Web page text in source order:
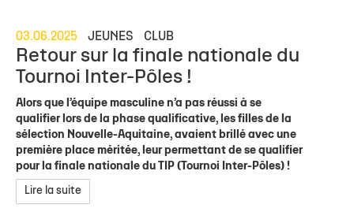
03.06.2025 JEUNES CLUB
Retour sur la finale nationale du
Tournoi Inter-Pôles !
Alors que l’équipe masculine n’a pas réussi à se
qualifier lors de la phase qualificative, les filles de la
sélection Nouvelle-Aquitaine, avaient brillé avec une
première place méritée, leur permettant de se qualifier
pour la finale nationale du TIP (Tournoi Inter-Pôles) !
Lire la suite